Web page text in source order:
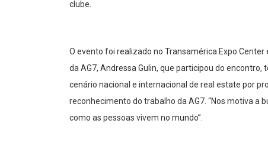
clube.
O evento foi realizado no Transamérica Expo
da AG7, Andressa Gulin, que participou do
cenário nacional e internacional de real estate por
reconhecimento do trabalho da AG7. “Nos motiva
como as pessoas vivem no mundo”.